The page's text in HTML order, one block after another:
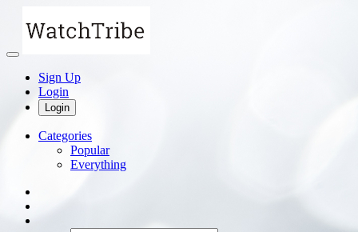
Sign Up
Login
Login
Categories
Popular
Everything